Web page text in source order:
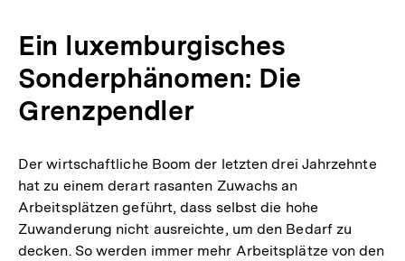
Ein luxemburgisches
Sonderphänomen: Die
Grenzpendler
Der wirtschaftliche Boom der letzten drei Jahrzehnte
hat zu einem derart rasanten Zuwachs an
Arbeitsplätzen geführt, dass selbst die hohe
Zuwanderung nicht ausreichte, um den Bedarf zu
decken. So werden immer mehr Arbeitsplätze von den